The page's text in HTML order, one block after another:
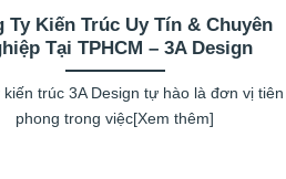
Ty Kiến Trúc Uy Tín & Chuyên
Tại TPHCM – 3A Design
kiến trúc 3A Design tự hào là đơn vị tiên
phong trong việc[Xem thêm]